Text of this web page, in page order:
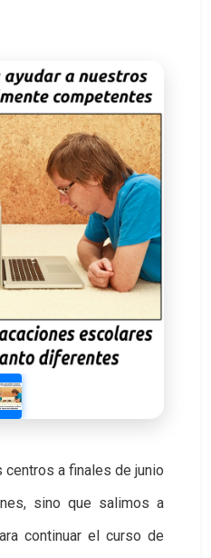
a finales de junio
sino que salimos a
continuar el curso de